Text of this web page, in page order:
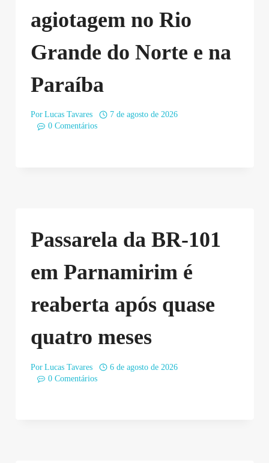
agiotagem no Rio
Grande do Norte e na
Paraíba
Por Lucas Tavares
7 de agosto de 2026
0 Comentários
Passarela da BR-101
em Parnamirim é
reaberta após quase
quatro meses
Por Lucas Tavares
6 de agosto de 2026
0 Comentários